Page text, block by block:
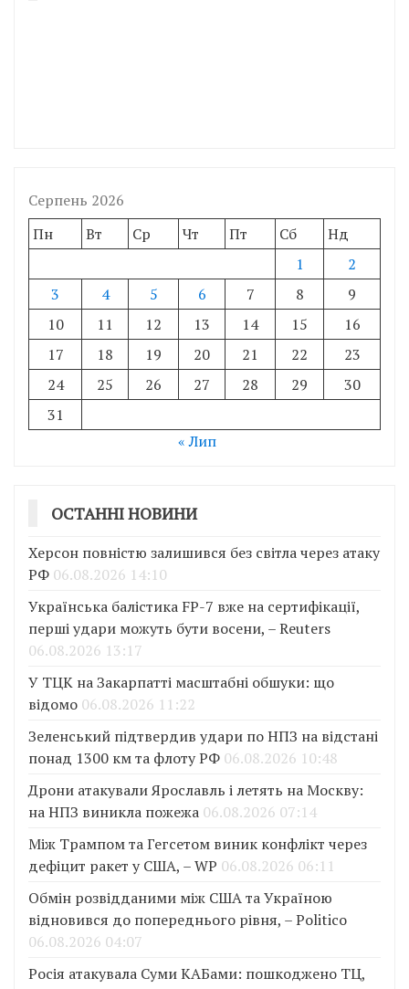
Серпень 2026
Пн
Вт Ср Чт Пт Сб
Нд
1
2
3
4 5 6 7 8
9
10
11 12 13 14 15
16
17
18 19 20 21 22
23
24
25 26 27 28 29
30
31
« Лип
ОСТАННІ НОВИНИ
Херсон повністю залишився без світла через атаку
РФ 06.08.2026 14:10
Українська балістика FP-7 вже на сертифікації,
перші удари можуть бути восени, – Reuters
06.08.2026 13:17
У ТЦК на Закарпатті масштабні обшуки: що
відомо 06.08.2026 11:22
Зеленський підтвердив удари по НПЗ на відстані
понад 1300 км та флоту РФ 06.08.2026 10:48
Дрони атакували Ярославль і летять на Москву:
на НПЗ виникла пожежа 06.08.2026 07:14
Між Трампом та Гегсетом виник конфлікт через
дефіцит ракет у США, – WP 06.08.2026 06:11
Обмін розвідданими між США та Україною
відновився до попереднього рівня, – Politico
06.08.2026 04:07
Росія атакувала Суми КАБами: пошкоджено ТЦ,